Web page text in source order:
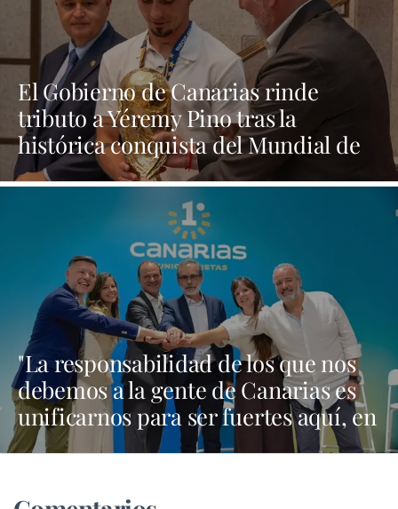
El Gobierno de Canarias rinde
tributo a Yéremy Pino tras la
histórica conquista del Mundial de
Fútbol
"La responsabilidad de los que nos
debemos a la gente de Canarias es
unificarnos para ser fuertes aquí, en
Madrid y en Bruselas"